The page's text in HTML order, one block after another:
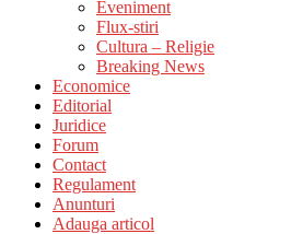
Eveniment
Flux-stiri
Cultura – Religie
Breaking News
Economice
Editorial
Juridice
Forum
Contact
Regulament
Anunturi
Adauga articol